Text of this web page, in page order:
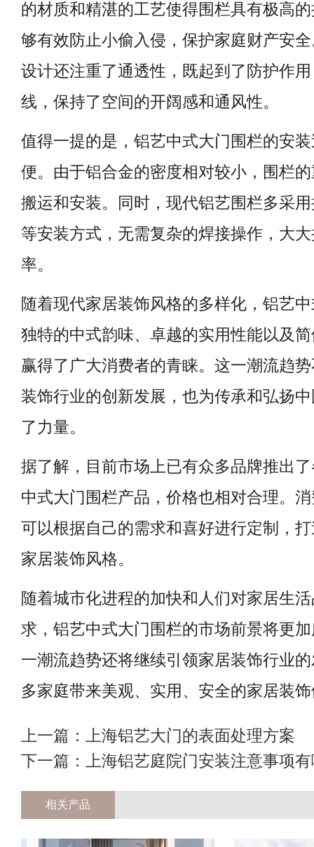
的材质和精湛的工艺使得围栏具有极高
够有效防止小偷入侵，保护家庭财产安
设计还注重了通透性，既起到了防护作
线，保持了空间的开阔感和通风性。
值得一提的是，铝艺中式大门围栏的安
便。由于铝合金的密度相对较小，围栏
搬运和安装。同时，现代铝艺围栏多采
等安装方式，无需复杂的焊接操作，大
率。
随着现代家居装饰风格的多样化，铝艺
独特的中式韵味、卓越的实用性能以及
赢得了广大消费者的青睐。这一潮流趋
装饰行业的创新发展，也为传承和弘扬
了力量。
据了解，目前市场上已有众多品牌推出
中式大门围栏产品，价格也相对合理。
可以根据自己的需求和喜好进行定制，
家居装饰风格。
随着城市化进程的加快和人们对家居生
求，铝艺中式大门围栏的市场前景将更
一潮流趋势还将继续引领家居装饰行业
多家庭带来美观、实用、安全的家居装
上一篇：
上海铝艺大门的表面处理方案
下一篇：
上海铝艺庭院门安装注意事项
相关产品